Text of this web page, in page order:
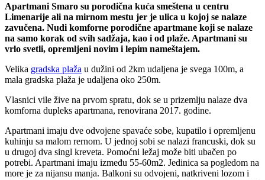
Apartmani Smaro su porodična kuća smeštena u centru
Limenarije ali na mirnom mestu jer je ulica u kojoj se nalaze
zavučena. Nudi komforne porodične apartmane koji se nalaze
na samo korak od svih sadžaja, kao i od plaže. Apartmani su
vrlo svetli, opremljeni novim i lepim nameštajem.
Velika gradska plaža u dužini od 2km udaljena je svega 100m, a
mala gradska plaža je udaljena oko 250m.
Vlasnici vile žive na prvom spratu, dok se u prizemlju nalaze dva
komforna dupleks apartmana, renovirana 2017. godine.
Apartmani imaju dve odvojene spavaće sobe, kupatilo i opremljenu
kuhinju sa malom rernom. U jednoj sobi se nalazi francuski, dok su
u drugoj dva singl kreveta. Pomoćni ležaj može biti ubačen po
potrebi. Apartmani imaju između 55-60m2. Jedinica sa pogledom na
more je za nijansu manja. Balkoni su odvojeni, natkriveni lozom i